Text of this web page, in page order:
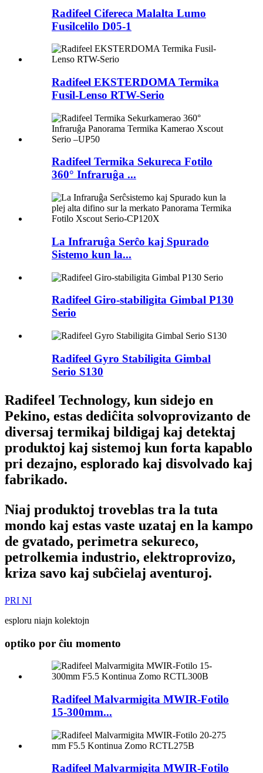
Radifeel Cifereca Malalta Lumo
Fusilcelilo D05-1
Radifeel EKSTERDOMA Termika
Fusil-Lenso RTW-Serio
Radifeel Termika Sekureca Fotilo
360° Infraruĝa ...
La Infraruĝa Serĉo kaj Spurado
Sistemo kun la...
Radifeel Giro-stabiligita Gimbal P130
Serio
Radifeel Gyro Stabiligita Gimbal
Serio S130
Radifeel Technology, kun sidejo en
Pekino, estas dediĉita solvoprovizanto de
diversaj termikaj bildigaj kaj detektaj
produktoj kaj sistemoj kun forta kapablo
pri dezajno, esplorado kaj disvolvado kaj
fabrikado.
Niaj produktoj troveblas tra la tuta
mondo kaj estas vaste uzataj en la kampo
de gvatado, perimetra sekureco,
petrolkemia industrio, elektroprovizo,
kriza savo kaj subĉielaj aventuroj.
PRI NI
esploru niajn kolektojn
optiko por ĉiu momento
Radifeel Malvarmigita MWIR-Fotilo
15-300mm...
Radifeel Malvarmigita MWIR-Fotilo